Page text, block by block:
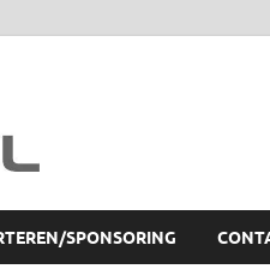
SPONSORING